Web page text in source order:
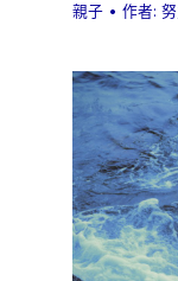
親子 • 作者: